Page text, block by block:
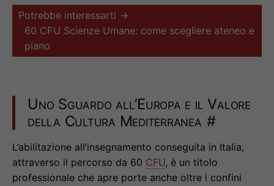
Potrebbe interessarti →
60 CFU Scienze Umane: come scegliere ateneo e
piano
Uno Sguardo all’Europa e il Valore
della Cultura Mediterranea #
L’abilitazione all’insegnamento conseguita in Italia,
attraverso il percorso da 60 CFU, è un titolo
professionale che apre porte anche oltre i confini